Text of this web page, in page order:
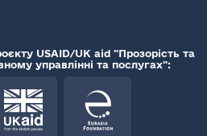
USAID/UK aid "Прозорість та
управлінні та послугах":